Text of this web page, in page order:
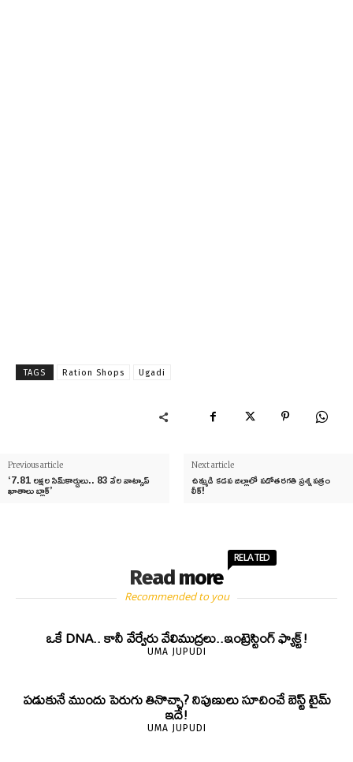
TAGS Ration Shops Ugadi
Previous article
‘7.81 లక్షల సిమ్‌కార్డులు.. 83 వేల వాట్సాప్‌
ఖాతాలు బ్లాక్’
Next article
ఉమ్మడి కడప జిల్లాలో పదోతరగతి ప్రశ్నపత్రం
లీక్!
Read more
RELATED
Recommended to you
ఒకే DNA.. కానీ వేర్వేరు వేలిముద్రలు..ఇంట్రెస్టింగ్ ఫ్యాక్ట్!
UMA JUPUDI
పడుకునే ముందు పెరుగు తినొచ్చా? నిపుణులు సూచించే బెస్ట్ టైమ్
ఇదే!
UMA JUPUDI